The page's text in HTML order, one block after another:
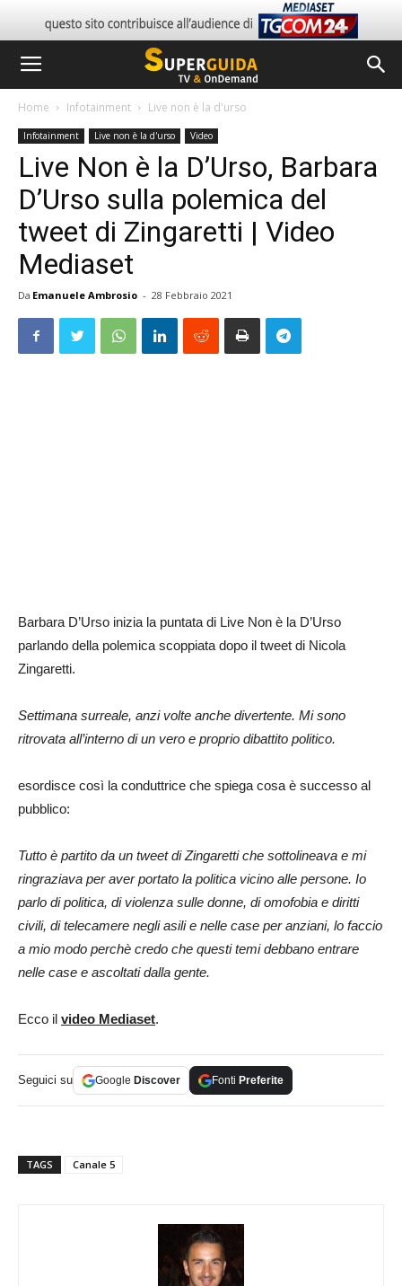
Home Infotainment Live non è la d'urso
Infotainment Live non è la d'urso Video
Live Non è la D’Urso, Barbara
D’Urso sulla polemica del
tweet di Zingaretti | Video
Mediaset
Da Emanuele Ambrosio - 28 Febbraio 2021
Barbara D’Urso inizia la puntata di Live Non è la D’Urso
parlando della polemica scoppiata dopo il tweet di Nicola
Zingaretti.
Settimana surreale, anzi volte anche divertente. Mi sono
ritrovata all’interno di un vero e proprio dibattito politico.
esordisce così la conduttrice che spiega cosa è successo al
pubblico:
Tutto è partito da un tweet di Zingaretti che sottolineava e mi
ringraziava per aver portato la politica vicino alle persone. Io
parlo di politica, di violenza sulle donne, di omofobia e diritti
civili, di telecamere negli asili e nelle case per anziani, lo faccio
a mio modo perchè credo che questi temi debbano entrare
nelle case e ascoltati dalla gente.
Ecco il video Mediaset.
Seguici su Google Discover Fonti Preferite
TAGS Canale 5